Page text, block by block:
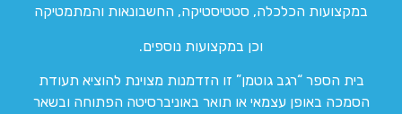
במקצועות הכלכלה, סטטיסטיקה, החשבונאות והמתמטיקה
וכן במקצועות נוספים.
בית הספר “רגב גוטמן” זו הזדמנות מצוינת להוציא תעודת
הסמכה באופן עצמאי או תואר באוניברסיטה הפתוחה ובשאר